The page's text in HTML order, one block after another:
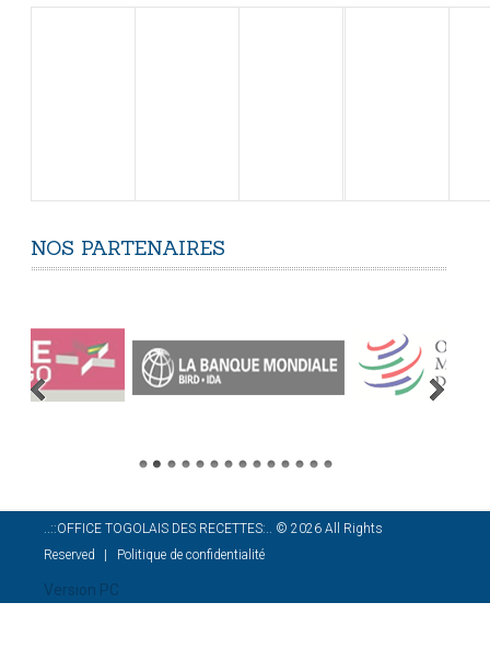
NOS PARTENAIRES
..::OFFICE TOGOLAIS DES RECETTES:.. © 2026 All Rights
Reserved
Politique de confidentialité
Version PC